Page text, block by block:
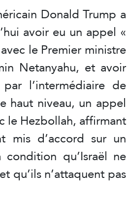
Donald Trump a
avoir eu un appel «
le Premier ministre
Netanyahu, et avoir
l’intermédiaire de
haut niveau, un appel
le Hezbollah, affirmant
mis d’accord sur un
condition qu’Israël ne
qu’ils n’attaquent pas